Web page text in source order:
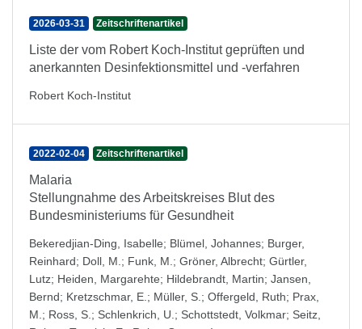
2026-03-31 Zeitschriftenartikel
Liste der vom Robert Koch-Institut geprüften und
anerkannten Desinfektionsmittel und -verfahren
Robert Koch-Institut
2022-02-04 Zeitschriftenartikel
Malaria
Stellungnahme des Arbeitskreises Blut des
Bundesministeriums für Gesundheit
Bekeredjian-Ding, Isabelle; Blümel, Johannes; Burger,
Reinhard; Doll, M. ; Funk, M. ; Gröner, Albrecht; Gürtler,
Lutz; Heiden, Margarehte; Hildebrandt, Martin; Jansen,
Bernd; Kretzschmar, E. ; Müller, S. ; Offergeld, Ruth; Prax,
M. ; Ross, S. ; Schlenkrich, U. ; Schottstedt, Volkmar; Seitz,